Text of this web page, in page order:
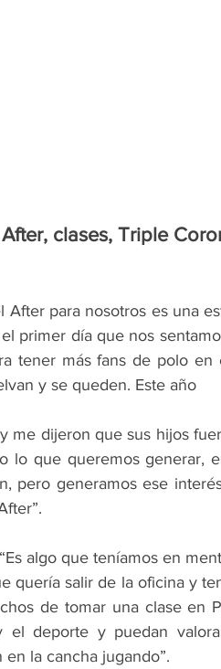
After, clases, Triple
After para nosotros es una
primer día que nos
tener más fans de polo
y se queden. Este año
me dijeron que sus hijos
lo que queremos generar,
pero generamos ese
algo que teníamos en
quería salir de la oficina y
de tomar una clase en
deporte y puedan
la cancha jugando”.